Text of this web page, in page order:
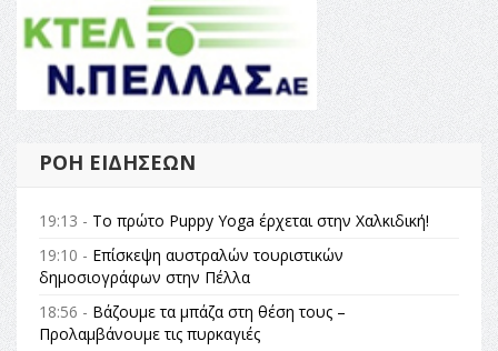
ΡΟΉ ΕΙΔΉΣΕΩΝ
19:13 - Το πρώτο Puppy Yoga έρχεται στην Χαλκιδική!
19:10 - Επίσκεψη αυστραλών τουριστικών
δημοσιογράφων στην Πέλλα
18:56 - Βάζουμε τα μπάζα στη θέση τους –
Προλαμβάνουμε τις πυρκαγιές